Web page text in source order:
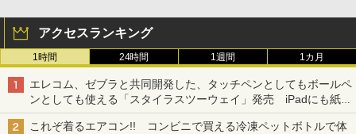
アクセスランキング
1時間 24時間 1週間 1カ月
エレコム、ゼブラと共同開発した、タッチペンとしてもボールペ
ンとしても使える「スタイラスツーウェイ」発売 iPadにも紙に
も、持ち替えずに書き込める
これぞ着るエアコン!! コンビニで買える冷凍ペットボトルで体